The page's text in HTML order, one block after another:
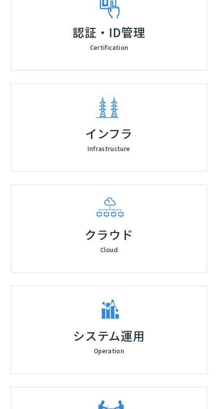
認証・ID管理
Certification
インフラ
Infrastructure
クラウド
Cloud
システム運用
Operation